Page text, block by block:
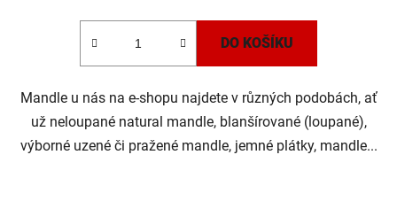
hvězdiček.
DO KOŠÍKU
Mandle u nás na e-shopu najdete v různých podobách, ať
už neloupané natural mandle, blanšírované (loupané),
výborné uzené či pražené mandle, jemné plátky, mandle...